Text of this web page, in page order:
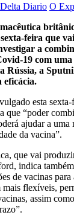
Delta Diario O
feira que
a
19 com uma
Rússia, a
eficácia.
esta sexta-
que “poder
ajudar a uma
da vacina”.
que vai
indica
de vacinas
mais flexíveis,
assim